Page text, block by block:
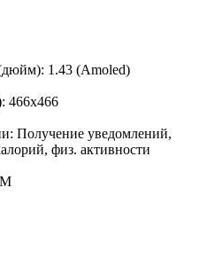
1.43 (Amoled)
466x466
Получение уведомлений,
физ. активности